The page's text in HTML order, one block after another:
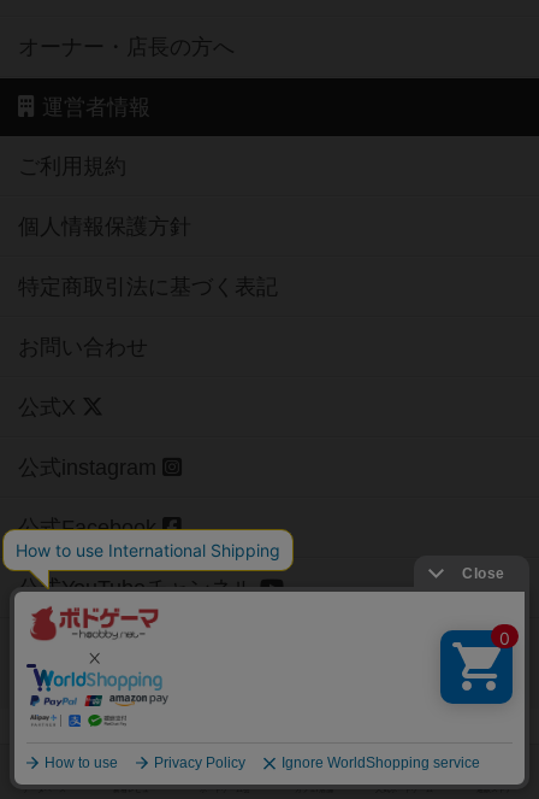
オーナー・店長の方へ
運営者情報
ご利用規約
個人情報保護方針
特定商取引法に基づく表記
お問い合わせ
公式X
公式instagram
公式Facebook
公式YouTubeチャンネル